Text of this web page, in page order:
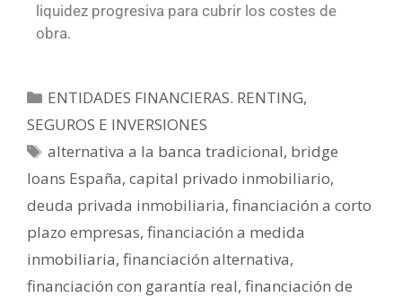
liquidez progresiva para cubrir los costes de
obra.
ENTIDADES FINANCIERAS. RENTING,
SEGUROS E INVERSIONES
alternativa a la banca tradicional, bridge
loans España, capital privado inmobiliario,
deuda privada inmobiliaria, financiación a corto
plazo empresas, financiación a medida
inmobiliaria, financiación alternativa,
financiación con garantía real, financiación de